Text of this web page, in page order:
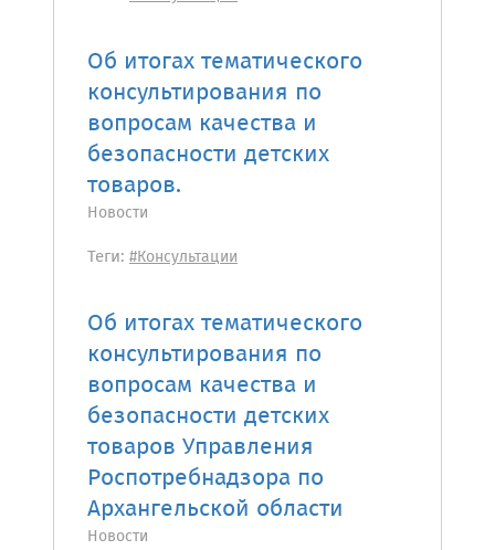
Об итогах тематического
консультирования по
вопросам качества и
безопасности детских
товаров.
Новости
Теги: #Консультации
Об итогах тематического
консультирования по
вопросам качества и
безопасности детских
товаров Управления
Роспотребнадзора по
Архангельской области
Новости